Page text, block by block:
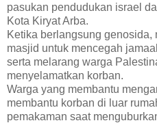
pasukan pendudukan israel
Kota Kiryat Arba.
Ketika berlangsung genosida,
masjid untuk mencegah
serta melarang warga
menyelamatkan korban.
Warga yang membantu
membantu korban di luar
pemakaman saat